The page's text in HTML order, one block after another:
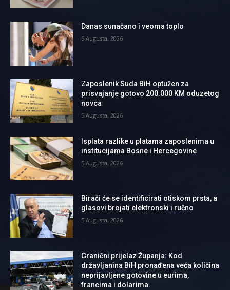
Danas sunačano i veoma toplo
6 Augusta, 2026
Zaposlenik Suda BiH optužen za
prisvajanje gotovo 200.000 KM oduzetog
novca
5 Augusta, 2026
Isplata razlike u platama zaposlenima u
institucijama Bosne i Hercegovine
5 Augusta, 2026
Birači će se identificirati otiskom prsta, a
glasovi brojati elektronski i ručno
5 Augusta, 2026
Granični prijelaz Županja: Kod
državljanina BiH pronađena veća količina
neprijavljene gotovine u eurima,
francima i dolarima.